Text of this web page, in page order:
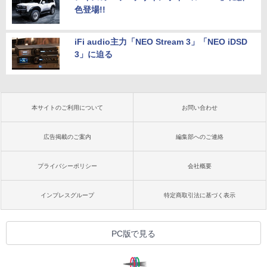
色登場!!
iFi audio主力「NEO Stream 3」「NEO iDSD
3」に迫る
本サイトのご利用について お問い合わせ
広告掲載のご案内 編集部へのご連絡
プライバシーポリシー 会社概要
インプレスグループ 特定商取引法に基づく表示
PC版で見る